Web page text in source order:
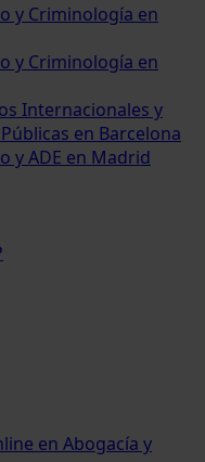
y Criminología en
y Criminología en
Internacionales y
en Barcelona
y ADE en Madrid
en Abogacía y